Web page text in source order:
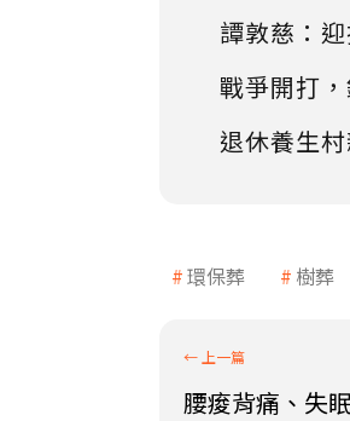
譚敦慈：
戰爭開打
退休養生
環保葬 樹葬
腰痠背痛、失